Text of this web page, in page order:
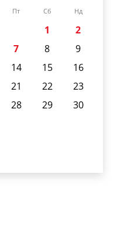
Пт Сб Нд
1
2
7 8
9
14 15
16
21 22
23
28 29
30